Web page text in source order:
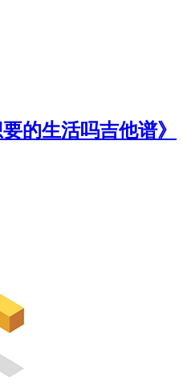
的生活吗吉他谱》